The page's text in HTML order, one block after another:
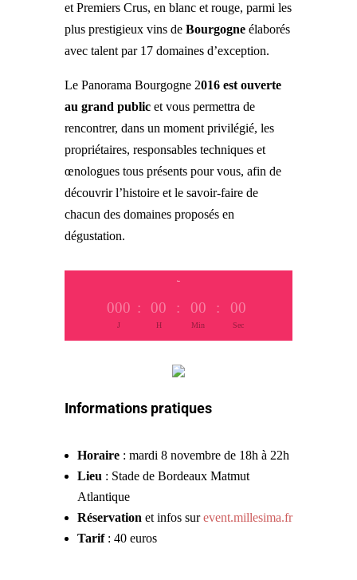
et Premiers Crus, en blanc et rouge, parmi les
plus prestigieux vins de Bourgogneélaborés
avec talent par 17 domaines d’exception.
Le Panorama Bourgogne 2016 est ouverte
au grand publicet vous permettra de
rencontrer, dans un moment privilégié, les
propriétaires, responsables techniques et
œnologues tous présents pour vous, afin de
découvrir l’histoire et le savoir-faire de
chacun des domaines proposés en
dégustation.
000
J
: 00
H
: 00
Min
: 00
Sec
Informations pratiques
Horaire: mardi 8 novembre de 18h à 22h
Lieu : Stade de Bordeaux Matmut
Atlantique
Réservation et infos surevent.millesima.fr
Tarif: 40 euros